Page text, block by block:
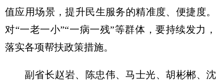
值应用场景，提升民生服务的精准度、便捷度。
对“一老一小”“一病一残”等群体，要持续发力，
落实各项帮扶政策措施。
副省长赵岩、陈忠伟、马士光、胡彬郴、沈